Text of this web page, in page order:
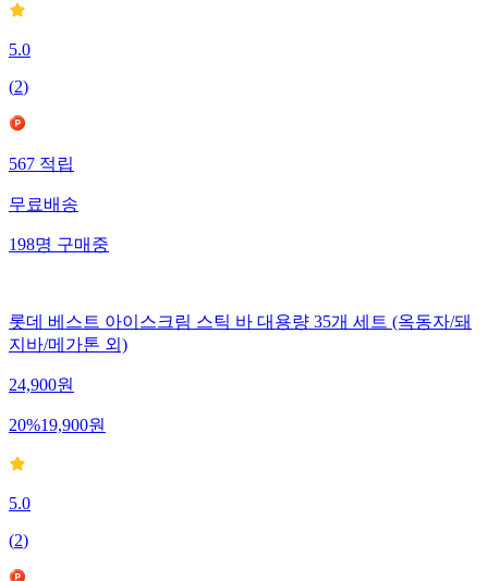
5.0
(2)
567적립
무료배송
198명구매중
롯데 베스트 아이스크림 스틱 바 대용량 35개 세트 (옥동자/돼
지바/메가톤 외)
24,900원
20%19,900원
5.0
(2)